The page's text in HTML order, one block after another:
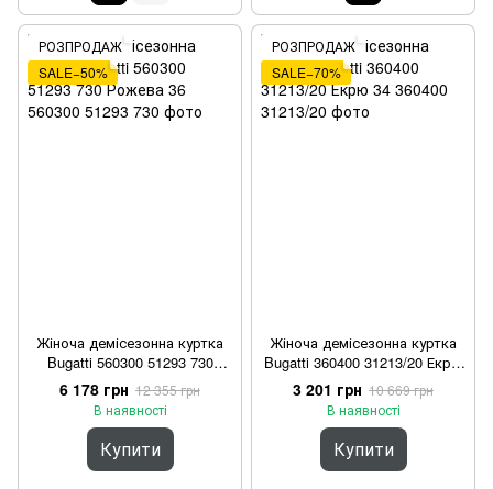
РОЗПРОДАЖ
SALE−50%
Жіноча демісезонна куртка
Bugatti 560300 51293 730
Рожева 36
6 178 грн 12 355 грн
В наявності
Купити
РОЗПРОДАЖ
SALE−70%
Жіноча демісезонна куртка
Bugatti 360400 31213/20 Екрю
34
3 201 грн 10 669 грн
В наявності
Купити